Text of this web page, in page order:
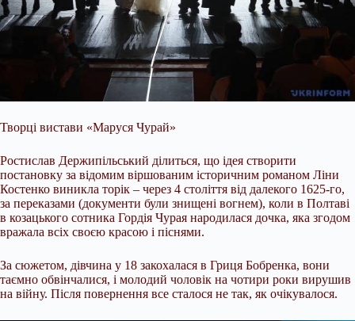
Творці вистави «Маруся Чурай»
Ростислав Держипільський ділиться, що ідея створити
постановку за відомим віршованим історичним романом Ліни
Костенко виникла торік – через 4 століття від далекого 1625-го,
за переказами (документи були знищені вогнем), коли в Полтаві
в козацького сотника Гордія Чурая народилася дочка, яка згодом
вражала всіх своєю красою і піснями.
За сюжетом, дівчина у 18 закохалася в Гриця Бобренка, вони
таємно обвінчалися, і молодий чоловік на чотири роки вирушив
на війну. Після повернення все сталося не так, як очікувалося.